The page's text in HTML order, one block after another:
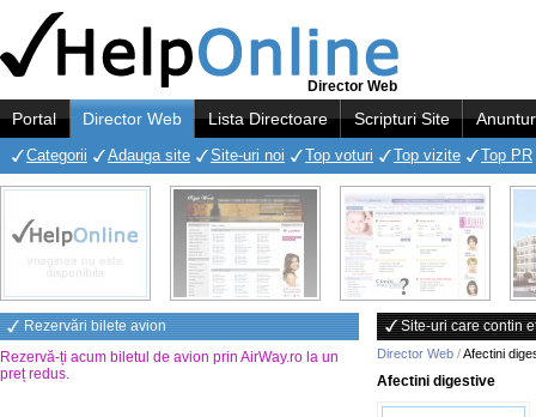
Director Web
Portal Director Web Lista Directoare Scripturi Site
Categorii Adauga site Site-uri noi Top voturi Top vizite Top PR
Rezervări bilete avion
Rezervă-ți acum biletul de avion prin AirWay.ro la un
preț redus.
Site-uri care contin
Director Web /Afectini
Afectini digestive